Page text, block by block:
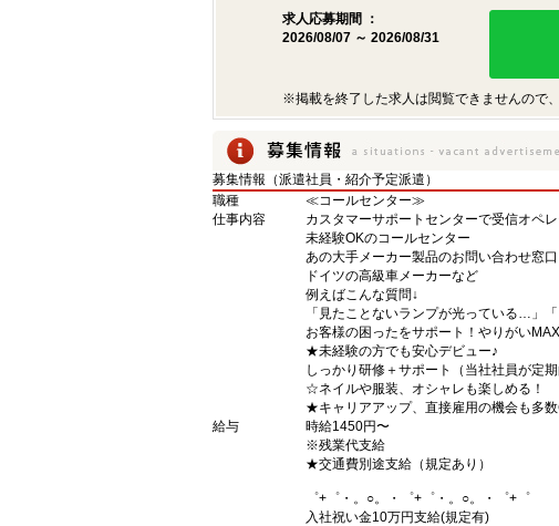
求人応募期間 ：
2026/08/07 ～ 2026/08/31
※掲載を終了した求人は閲覧できませんので
募集情報（派遣社員・紹介予定派遣）
職種
≪コールセンター≫
仕事内容
カスタマーサポートセンターで受信オペレ
未経験OKのコールセンター
あの大手メーカー製品のお問い合わせ窓口
ドイツの高級車メーカーなど
例えばこんな質問↓
「見たことないランプが光っている…」
お客様の困ったをサポート！やりがいMAX
★未経験の方でも安心デビュー♪
しっかり研修＋サポート（当社社員が定
☆ネイルや服装、オシャレも楽しめる！
★キャリアアップ、直接雇用の機会も多
給与
時給1450円〜
※残業代支給
★交通費別途支給（規定あり）
゜+゜・。○。・゜+゜・。○。・゜+゜
入社祝い金10万円支給(規定有)